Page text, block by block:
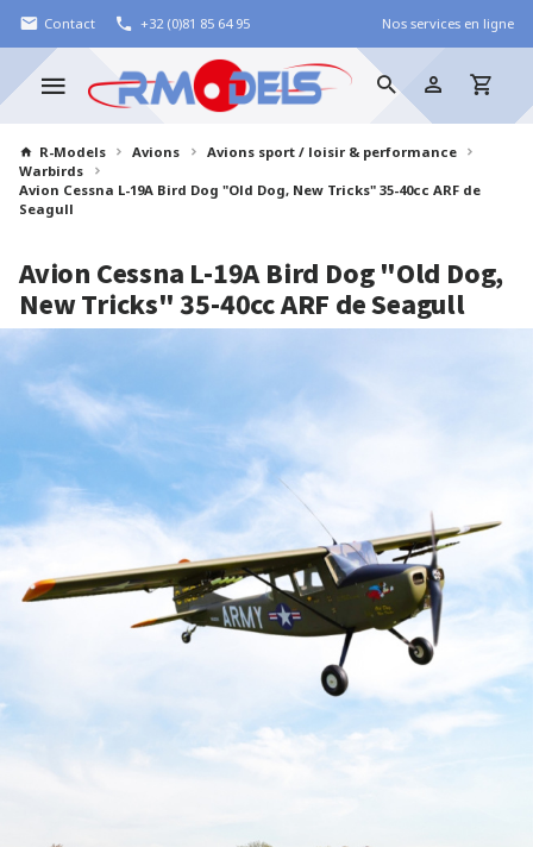
Contact +32 (0)81 85 64 95 Nos services en ligne
R-Models Avions
Avions sport / loisir & performance
Warbirds
Avion Cessna L-19A Bird Dog "Old Dog, New Tricks" 35-40cc ARF de
Seagull
Avion Cessna L-19A Bird Dog "Old Dog,
New Tricks" 35-40cc ARF de Seagull